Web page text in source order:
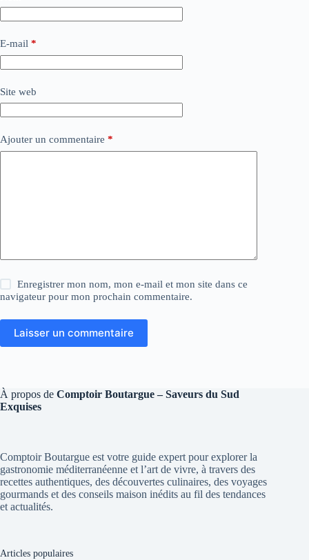
E-mail *
Site web
Ajouter un commentaire *
Enregistrer mon nom, mon e-mail et mon site dans ce
navigateur pour mon prochain commentaire.
Laisser un commentaire
À propos de Comptoir Boutargue – Saveurs du Sud
Exquises
Comptoir Boutargue est votre guide expert pour explorer la
gastronomie méditerranéenne et l’art de vivre, à travers des
recettes authentiques, des découvertes culinaires, des voyages
gourmands et des conseils maison inédits au fil des tendances
et actualités.
Articles populaires